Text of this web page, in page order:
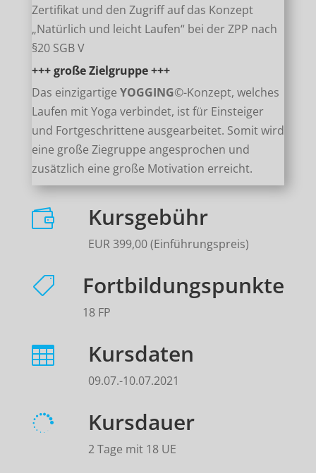
Zertifikat und den Zugriff auf das Konzept
„Natürlich und leicht Laufen“ bei der ZPP nach
§20 SGB V
+++ große Zielgruppe +++
Das einzigartige YOGGING©-Konzept, welches
Laufen mit Yoga verbindet, ist für Einsteiger
und Fortgeschrittene ausgearbeitet. Somit wird
eine große Ziegruppe angesprochen und
zusätzlich eine große Motivation erreicht.
 Kursgebühr
EUR 399,00 (Einführungspreis)
 Fortbildungspunkte
18 FP
 Kursdaten
09.07.-10.07.2021
 Kursdauer
2 Tage mit 18 UE